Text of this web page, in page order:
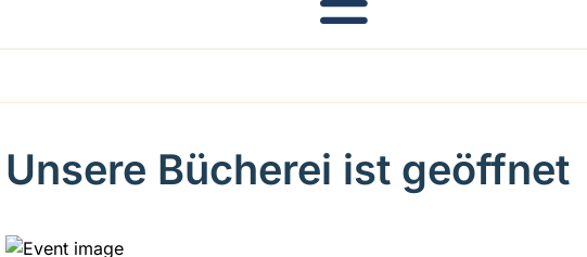
Unsere Bücherei ist geöffnet